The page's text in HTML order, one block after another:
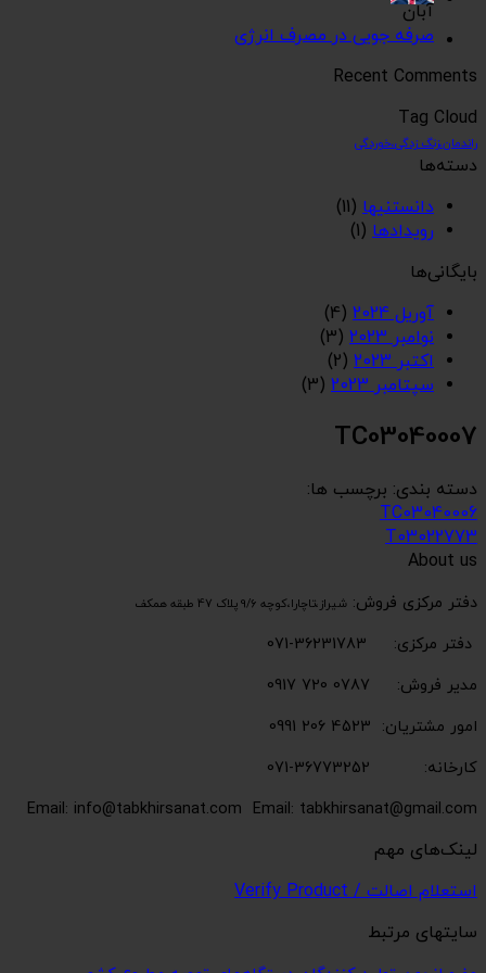
آبان
صرفه جویی در مصرف انرژی
Recent Comments
Tag Cloud
راندمان،زنگ زدگی،خوردگی
دسته‌ها
دانستنیها (11)
رویدادها (1)
بایگانی‌ها
آوریل 2024
(4)
نوامبر 2023
(3)
اکتبر 2023
(2)
سپتامبر 2023
(3)
TC03040007
دسته بندی: برچسب ها:
TC03040006
T03022773
About us
دفتر مرکزی فروش: شیراز،تاچارا،کوچه 9/6 پلاک 47 طبقه همکف
دفتر مرکزی: 36231783-071
مدیر فروش: 0787 720 0917
امور مشتریان: 4523 206 0991
کارخانه: 36773252-071
Email: info@tabkhirsanat.com Email: tabkhirsanat@gmail.com
لینک‌های مهم
استعلام اصالت / Verify Product
سایتهای مرتبط